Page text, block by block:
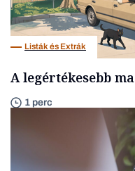
Listák és Extrák
A legértékesebb
1 perc